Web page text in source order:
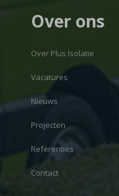
Over ons
Over Plus Isolatie
Vacatures
Nieuws
Projecten
Referenties
Contact